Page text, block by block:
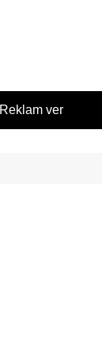
Reklam ver